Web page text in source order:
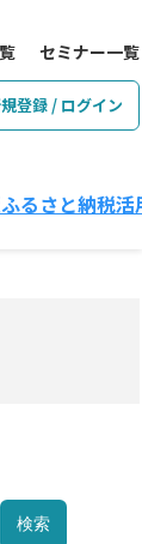
セミナー一覧
登録 / ログイン
るさと納税活
検索